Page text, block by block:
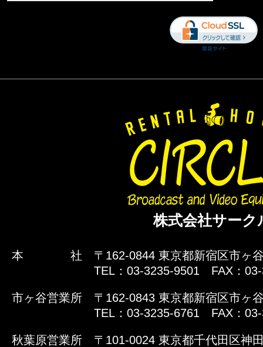
株式会社サーク
本 社
〒162-0844 東京都新宿区市ヶ
TEL：03-3235-9501 FAX：
市ヶ谷営業所
〒162-0843 東京都新宿区市ヶ
TEL：03-3235-6761 FAX：
秋葉原営業所
〒101-0024 東京都千代田区神